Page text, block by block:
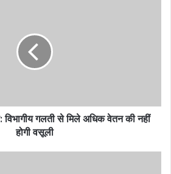
विभागीय गलती से मिले अधिक वेतन की नहीं
होगी वसूली